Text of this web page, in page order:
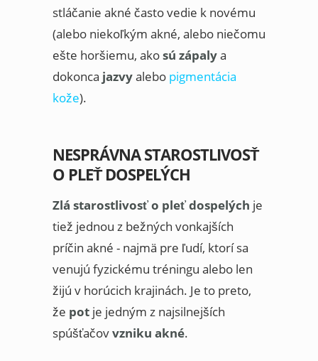
stláčanie akné často vedie k novému
(alebo niekoľkým akné, alebo niečomu
ešte horšiemu, akosú zápalya
dokonca jazvyalebo pigmentácia
kože).
NESPRÁVNA STAROSTLIVOSŤ
O PLEŤ DOSPELÝCH
Zlá starostlivosť o pleť dospelých je
tiež jednou z bežných vonkajších
príčin akné - najmä pre ľudí, ktorí sa
venujú fyzickému tréningu alebo len
žijú v horúcich krajinách. Je to preto,
že pot je jedným z najsilnejších
spúšťačovvzniku akné.